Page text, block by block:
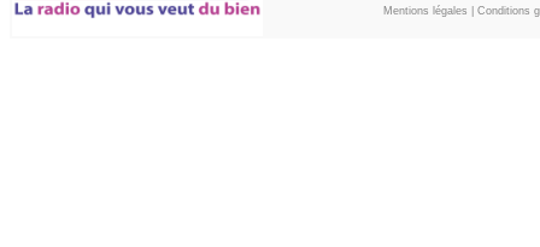
Mentions légales Conditions